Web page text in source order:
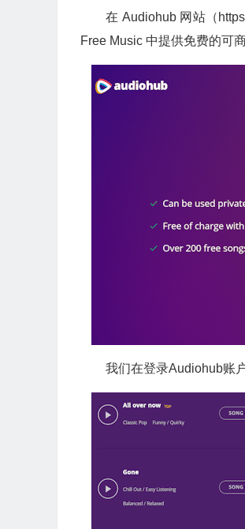
在 Audiohub 网站（
Free Music 中提供免费的可
我们在登录Audiohub账